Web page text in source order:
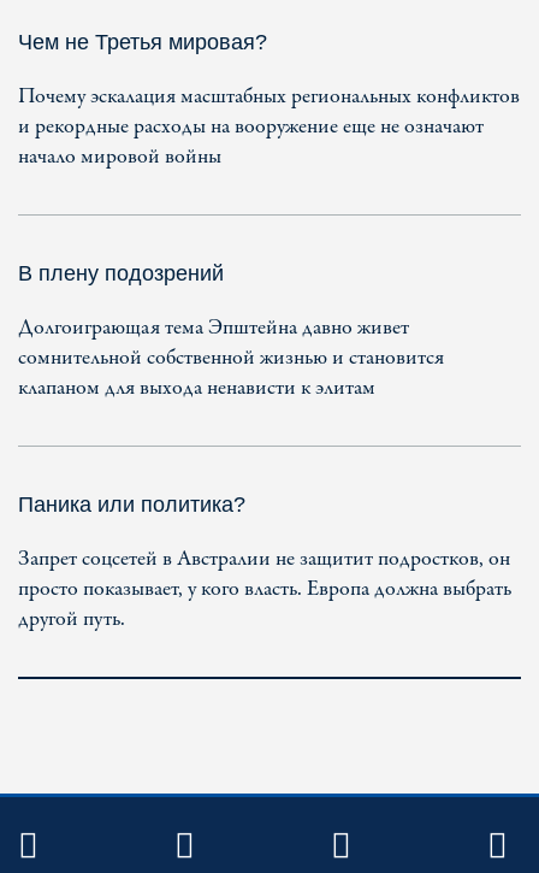
Чем не Третья мировая?
Почему эскалация масштабных региональных конфликтов
и рекордные расходы на вооружение еще не означают
начало мировой войны
В плену подозрений
Долгоиграющая тема Эпштейна давно живет
сомнительной собственной жизнью и становится
клапаном для выхода ненависти к элитам
Паника или политика?
Запрет соцсетей в Австралии не защитит подростков, он
просто показывает, у кого власть. Европа должна выбрать
другой путь.
TWITTER FACEBOOKYOUTUBE